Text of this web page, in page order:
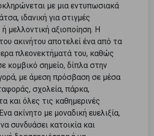
με μια εντυπωσιακά
ιδανική για στιγμές
μελλοντική αξιοποίηση. Η
ακινήτου αποτελεί ένα από τα
πλεονεκτήματά του, καθώς
κομβικό σημείο, δίπλα στην
με άμεση πρόσβαση σε μέσα
σχολεία, πάρκα,
και όλες τις καθημερινές
ακίνητο με μοναδική ευελιξία,
συνδυάσει κατοικία και